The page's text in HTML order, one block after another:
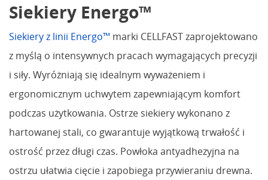
Siekiery Energo™
Siekiery z linii Energo™ marki CELLFAST zaprojektowano
z myślą o intensywnych pracach wymagających precyzji
i siły. Wyróżniają się idealnym wyważeniem i
ergonomicznym uchwytem zapewniającym komfort
podczas użytkowania. Ostrze siekiery wykonano z
hartowanej stali, co gwarantuje wyjątkową trwałość i
ostrość przez długi czas. Powłoka antyadhezyjna na
ostrzu ułatwia cięcie i zapobiega przywieraniu drewna.